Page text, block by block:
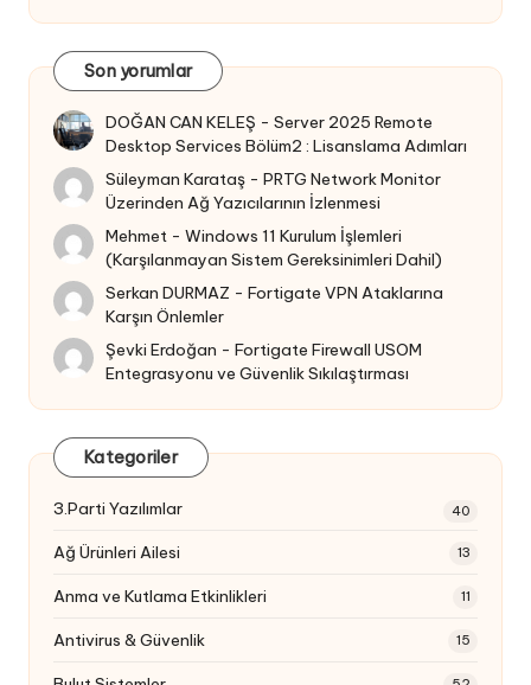
Son yorumlar
DOĞAN CAN KELEŞ -Server 2025 Remote
Desktop Services Bölüm2 : Lisanslama Adımları
Süleyman Karataş -PRTG Network Monitor
Üzerinden Ağ Yazıcılarının İzlenmesi
Mehmet -Windows 11 Kurulum İşlemleri
(Karşılanmayan Sistem Gereksinimleri Dahil)
Serkan DURMAZ -Fortigate VPN Ataklarına
Karşın Önlemler
Şevki Erdoğan -Fortigate Firewall USOM
Entegrasyonu ve Güvenlik Sıkılaştırması
Kategoriler
3.Parti Yazılımlar 40
Ağ Ürünleri Ailesi 13
Anma ve Kutlama Etkinlikleri 11
Antivirus & Güvenlik 15